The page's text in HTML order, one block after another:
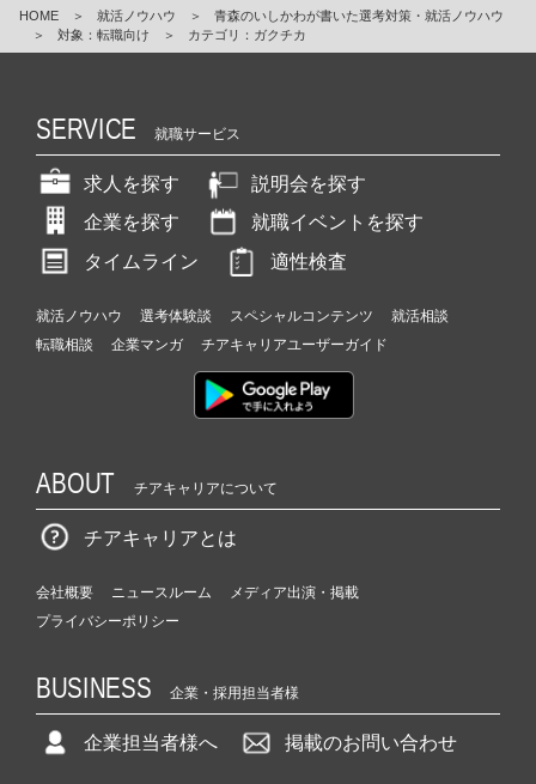
HOME ＞ 就活ノウハウ ＞
青森のいしかわが書いた選考対策・就活ノウハウ
＞
対象：転職向け ＞ カテゴリ：ガクチカ
SERVICE 就職サービス
求人を探す
説明会を探す
企業を探す
就職イベントを探す
タイムライン
適性検査
就活ノウハウ 選考体験談 スペシャルコンテンツ
就活相談
転職相談
企業マンガ チアキャリアユーザーガイド
ABOUT チアキャリアについて
チアキャリアとは
会社概要 ニュースルーム
メディア出演・掲載
プライバシーポリシー
BUSINESS 企業・採用担当者様
企業担当者様へ 掲載のお問い合わせ